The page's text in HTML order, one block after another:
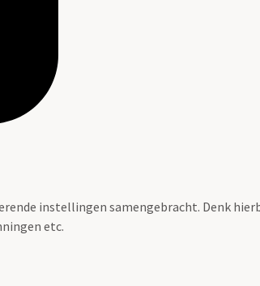
instellingen samengebracht. Denk
etc.